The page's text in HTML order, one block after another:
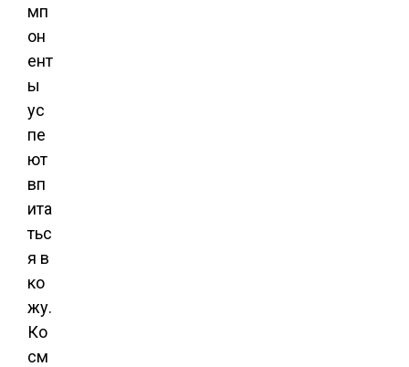
мп
он
ент
ы
ус
пе
ют
вп
ита
тьс
я в
ко
жу.
Ко
см